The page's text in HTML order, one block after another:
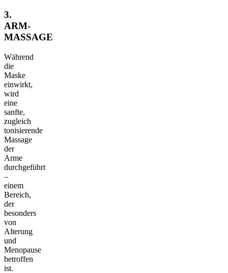
3.
ARM-
MASSAGE
Während
die
Maske
einwirkt,
wird
eine
sanfte,
zugleich
tonisierende
Massage
der
Arme
durchgeführt
–
einem
Bereich,
der
besonders
von
Alterung
und
Menopause
betroffen
ist.